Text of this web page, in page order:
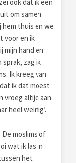
ook dat ik een
om samen
hem thuis en we
voor en ik
mijn hand en
sprak, zag ik
Ik kreeg van
ik dat moest
vroeg altijd aan
heel weinig’.
De moslims of
wat ik las in
het